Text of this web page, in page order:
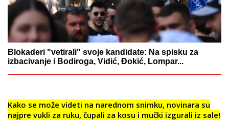
Blokaderi "vetirali" svoje kandidate: Na spisku za
izbacivanje i Bodiroga, Vidić, Đokić, Lompar...
Kako se može videti na narednom snimku, novinara su
najpre vukli za ruku, čupali za kosu i mučki izgurali iz sale!